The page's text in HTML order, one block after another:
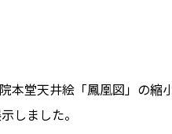
本堂天井絵「鳳凰図」の縮
しました。